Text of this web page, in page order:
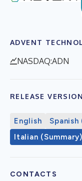
ADVENT
NASDAQ:ADN
RELEASE
English Spanish
Italian (Summary)
CONTACTS